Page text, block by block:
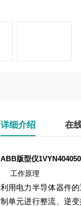
详细介绍 在
ABB版型仪
工作原理
利用电力半导体器件
制单元进行整流、逆